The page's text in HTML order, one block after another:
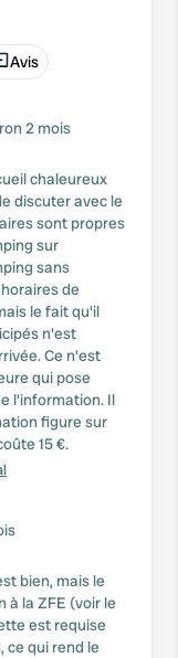
Avis
2 mois
chaleureux
discuter avec le
sont propres
sur
sans
de
le fait qu'il
n'est
Ce n'est
qui pose
l'information. Il
figure sur
15 €.
bien, mais le
à la ZFE (voir le
est requise
ce qui rend le